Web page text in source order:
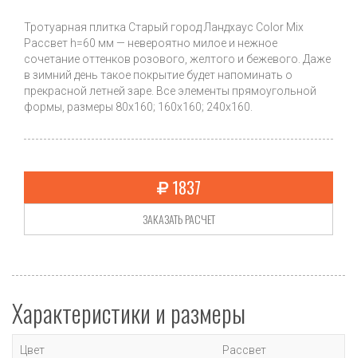
Тротуарная плитка Старый город Ландхаус Color Mix
Рассвет h=60 мм — невероятно милое и нежное
сочетание оттенков розового, желтого и бежевого. Даже
в зимний день такое покрытие будет напоминать о
прекрасной летней заре. Все элементы прямоугольной
формы, размеры 80х160; 160х160; 240х160.
1837
ЗАКАЗАТЬ РАСЧЕТ
Характеристики и размеры
Цвет Рассвет